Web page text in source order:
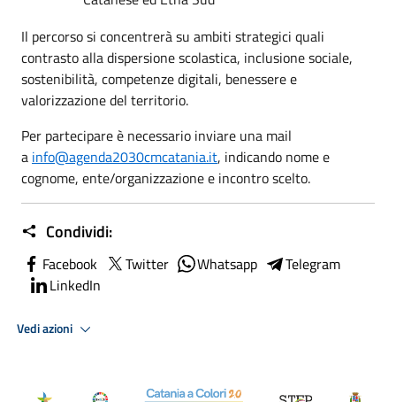
Il percorso si concentrerà su ambiti strategici quali
contrasto alla dispersione scolastica, inclusione sociale,
sostenibilità, competenze digitali, benessere e
valorizzazione del territorio.
Per partecipare è necessario inviare una mail
a info@agenda2030cmcatania.it, indicando nome e
cognome, ente/organizzazione e incontro scelto.
Condividi:
Facebook Twitter Whatsapp
Telegram
LinkedIn
Vedi azioni